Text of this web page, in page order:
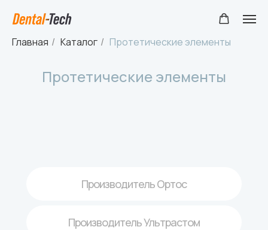
Главная / Каталог / Протетические элементы
Протетические элементы
Производитель Ортос
Производитель Ультрастом